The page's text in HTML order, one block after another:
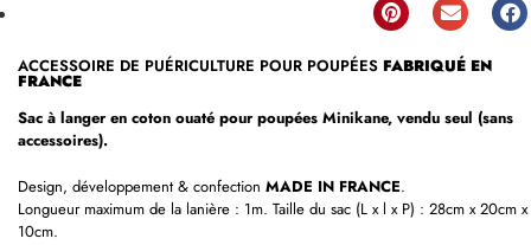
ACCESSOIRE DE PUÉRICULTURE POUR POUPÉES FABRIQUÉ EN
FRANCE
Sac à langer en coton ouaté pourpoupées Minikane, vendu seul (sans
accessoires).
Design, développement & confection MADE IN FRANCE.
Longueur maximum de la lanière : 1m. Taille du sac (L x l x P) : 28cm x 20cm x
10cm.